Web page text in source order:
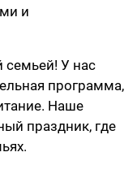
и
У нас
программа,
Наше
праздник, где